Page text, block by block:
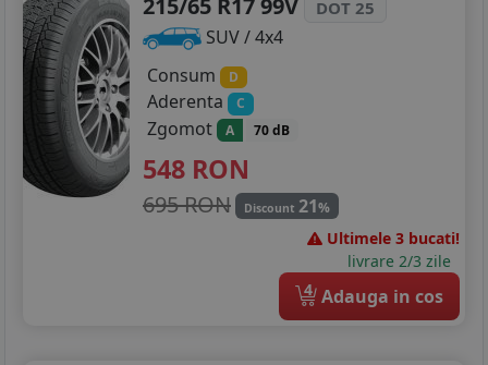
215/65 R17 99V
DOT 25
SUV / 4x4
Consum
D
Aderenta C
Zgomot A 70 dB
548 RON
695 RON Discount 21%
Ultimele 3 bucati!
livrare 2/3 zile
4 Adauga in cos